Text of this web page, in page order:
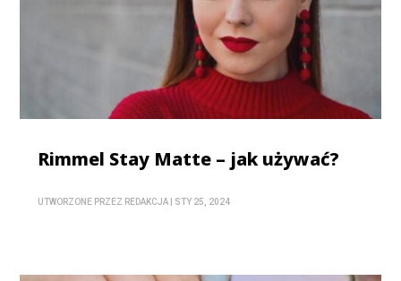
Rimmel Stay Matte – jak używać?
UTWORZONE PRZEZ REDAKCJA STY 25, 2024